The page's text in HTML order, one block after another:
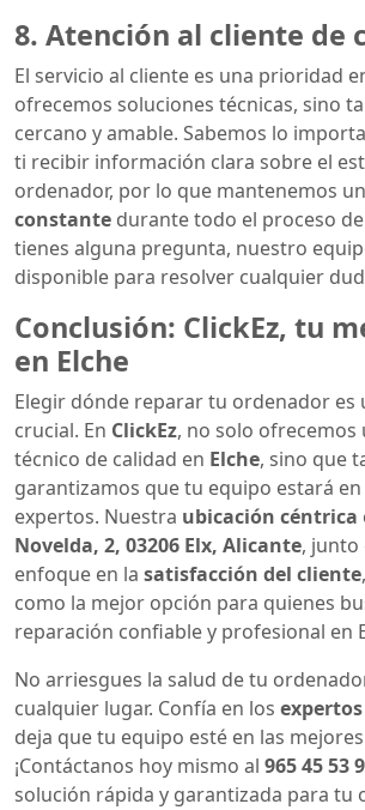
8. Atención al cliente de
El servicio al cliente es una prioridad
ofrecemos soluciones técnicas, sino
cercano y amable. Sabemos lo
ti recibir información clara sobre el
ordenador, por lo que mantenemos
constante durante todo el proceso
tienes alguna pregunta, nuestro
disponible para resolver cualquier
Conclusión: ClickEz, tu
en Elche
Elegir dónde reparar tu ordenador es
crucial. En ClickEz, no solo ofrecemos
técnico de calidad en Elche, sino que
garantizamos que tu equipo estará
expertos. Nuestra ubicación céntrica
Novelda, 2, 03206 Elx, Alicante, junto
enfoque en la satisfacción del cliente
como la mejor opción para quienes
reparación confiable y profesional en
No arriesgues la salud de tu
cualquier lugar. Confía en los expertos
deja que tu equipo esté en las
¡Contáctanos hoy mismo al 965 45 53
solución rápida y garantizada para tu